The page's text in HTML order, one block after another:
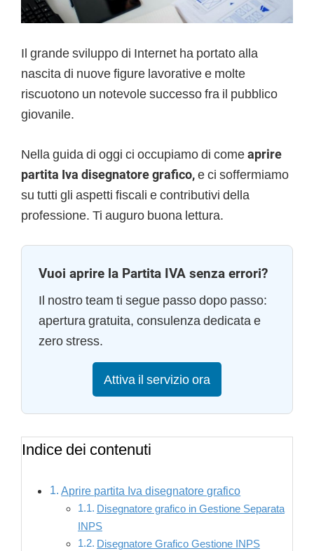
Il grande sviluppo di Internet ha portato alla
nascita di nuove figure lavorative e molte
riscuotono un notevole successo fra il pubblico
giovanile.
Nella guida di oggi ci occupiamo di comeaprire
partita Iva disegnatore grafico,e ci soffermiamo
su tutti gli aspetti fiscali e contributivi della
professione. Ti auguro buona lettura.
Vuoi aprire la Partita IVA senza errori?
Il nostro team ti segue passo dopo passo:
apertura gratuita, consulenza dedicata e
zero stress.
Attiva il servizio ora
Indice dei contenuti
Aprire partita Iva disegnatore grafico
Disegnatore grafico in Gestione Separata
INPS
Disegnatore Grafico Gestione INPS